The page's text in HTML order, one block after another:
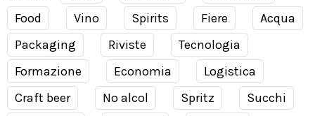
Food
Vino Spirits Fiere
Acqua
Packaging
Riviste
Tecnologia
Formazione
Economia
Logistica
Craft beer
No alcol Spritz
Succhi